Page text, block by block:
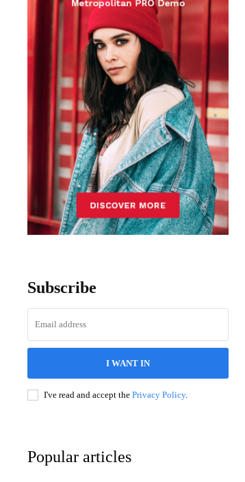
Subscribe
I WANT IN
I've read and accept the Privacy Policy.
Popular articles